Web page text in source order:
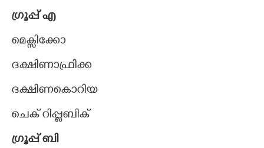
ഗ്രൂപ്പ് എ
മെക്സിക്കോ
ദക്ഷിണാഫ്രിക്ക
ദക്ഷിണകൊറിയ
ചെക് റിപ്പ്ളബിക്
ഗ്രൂപ്പ് ബി